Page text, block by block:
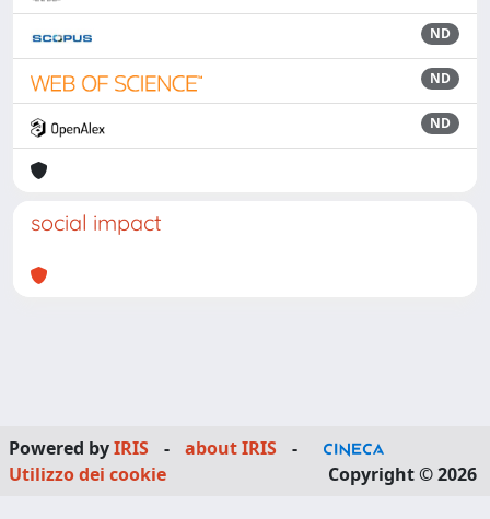
ND
ND
ND
social impact
Powered byIRIS - about IRIS
-
Utilizzo dei cookie
Copyright © 2026